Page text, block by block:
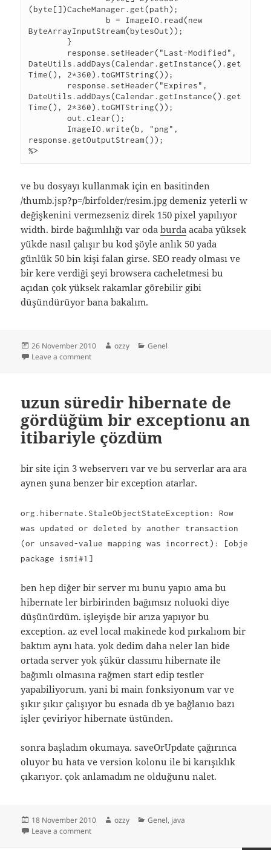
(byte[])CacheManager.get(path);
ByteArrayInputStream(bytesOut));
	}
DateUtils.addDays(Calendar.getInstance().get
Time(), 2*360).toGMTString());
DateUtils.addDays(Calendar.getInstance().get
Time(), 2*360).toGMTString());
	out.clear();
response.getOutputStream());
%>
ve bu dosyayı kullanmak için en basitinden
/thumb.jsp?p=/birfolder/resim.jpg demeniz yeterli w
değişkenini vermezseniz direk 150 pixel yapılıyor
width. birde bağımlılığı var odaburda acaba yüksek
yükde nasıl çalışır bu kod şöyle anlık 50 yada
günlük 50 bin kişi falan girse. SEO ready olması ve
bir kere verdiği şeyi browsera cacheletmesi bu
açıdan çok yüksek rakamlar görebilir gibi
düşündürüyor bana bakalım.
Posted
on
26 November 2010 Author
ozzy Categories
Genel
Leave a commenton java thumbnail oluşturma
uzun süredir hibernate de
gördüğüm bir exceptionu an
itibariyle çözdüm
bir site için 3 webserverı var ve bu serverlar ara ara
aynen şuna benzer bir exception atarlar.
org.hibernate.StaleObjectStateException: Row
was updated or deleted by another transaction
(or unsaved-value mapping was incorrect): [obje
package ismi#1]
ben hep diğer bir server mı bunu yapıo ama bu
hibernate ler birbirinden bağımsız noluoki diye
düşünürdüm. işleyişde bir arıza yapıyor bu
exception. az evel local makinede kod pırkalıom bir
baktım aynı hata. yok dedim daha neler lan bide
ortada server yok şükür classımı hibernate ile
bağımlı olmasına rağmen start edip testler
yapabiliyorum. yani bi main fonksiyonum var ve
şıkır şıkır çalışıyor bu esnada db ye bağlanıo bazı
işler çeviriyor hibernate üstünden.
sonra başladım okumaya. saveOrUpdate çağırınca
oluyor bu hata ve version kolonu ile bi karışıklık
çıkarıyor. çok anlamadım ne olduğunu nalet.
Posted
on
18 November 2010 Author
ozzy Categories
Genel, java
Leave a commenton uzun süredir hibernate de gördüğüm bir